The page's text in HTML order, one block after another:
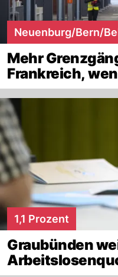
Neuenburg/Bern/
Mehr
Frankreich,
1,1 Prozent
Graubünden